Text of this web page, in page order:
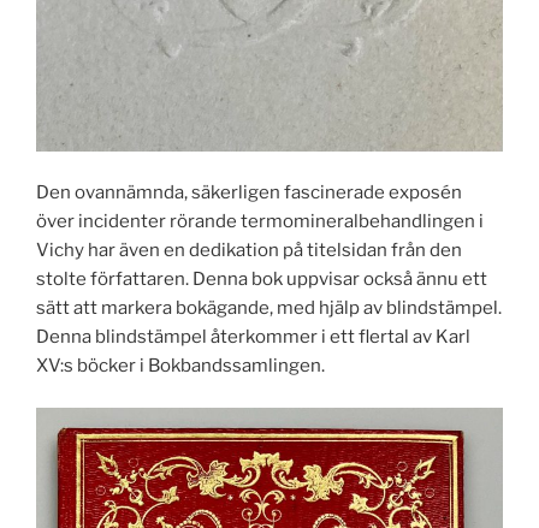
Den ovannämnda, säkerligen fascinerade exposén
över incidenter rörande termomineralbehandlingen i
Vichy har även en dedikation på titelsidan från den
stolte författaren. Denna bok uppvisar också ännu ett
sätt att markera bokägande, med hjälp av blindstämpel.
Denna blindstämpel återkommer i ett flertal av Karl
XV:s böcker i Bokbandssamlingen.